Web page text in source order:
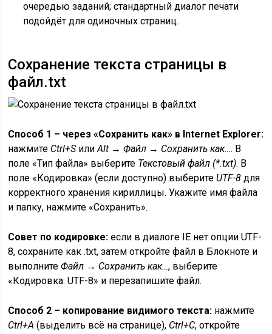
очередью заданий; стандартный диалог печати
подойдёт для одиночных страниц.
Сохранение текста страницы в
файл.txt
Способ 1 – через «Сохранить как» в Internet Explorer:
нажмите Ctrl+SилиAlt →Файл → Сохранить как…. В
поле «Тип файла» выберите Текстовый файл (*.txt). В
поле «Кодировка» (если доступно) выберите UTF-8 для
корректного хранения кириллицы. Укажите имя файла
и папку, нажмите «Сохранить».
Совет по кодировке: если в диалоге IE нет опции UTF-
8, сохраните как .txt, затем откройте файл в Блокноте и
выполнитеФайл → Сохранить как…, выберите
«Кодировка: UTF-8» и перезапишите файл.
Способ 2 – копирование видимого текста: нажмите
Ctrl+A (выделить всё на странице), Ctrl+C, откройте